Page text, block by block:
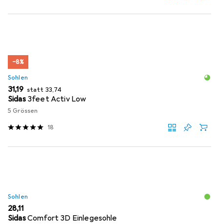
−8%
Sohlen
EUR
31,19 statt EUR
33,74
Sidas 3feet Activ Low
5 Grössen
18
Sohlen
EUR
28,11
SidasComfort 3D Einlegesohle